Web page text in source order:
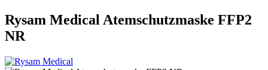
Rysam Medical Atemschutzmaske FFP2
NR